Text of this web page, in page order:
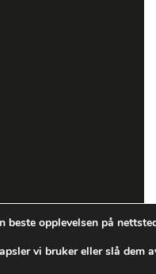
beste opplevelsen på
vi bruker eller slå dem